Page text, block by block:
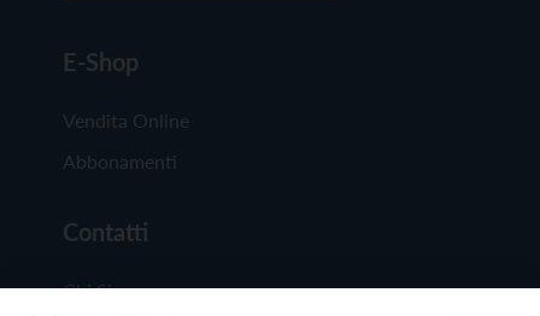
E-Shop
Vendita Online
Abbonamenti
Contatti
Chi Siamo